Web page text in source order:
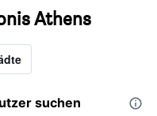
Athens
suchen